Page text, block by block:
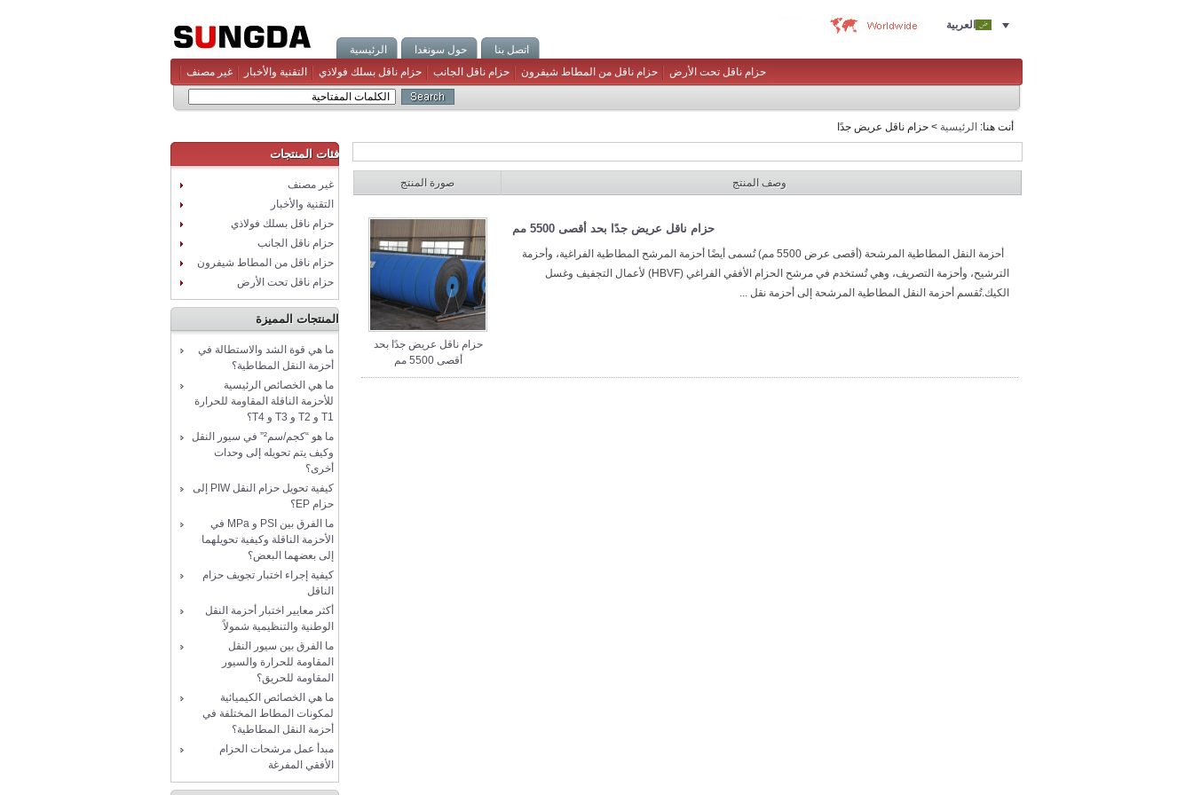
العربية
الرئيسية
حول سونغدا
اتصل بنا
غير مصنف
التقنية والأخبار حزام ناقل بسلك فولاذي حزام ناقل الجانب حزام ناقل من المطاط شيفرون حزام ناقل تحت الأرض
أنت هنا: الرئيسية > حزام ناقل عريض جدًا
فئات المنتجات
غير مصنف
التقنية والأخبار
حزام ناقل بسلك فولاذي
حزام ناقل الجانب
حزام ناقل من المطاط شيفرون
حزام ناقل تحت الأرض
المنتجات المميزة
ما هي قوة الشد والاستطالة في
أحزمة النقل المطاطية؟
ما هي الخصائص الرئيسية
للأحزمة الناقلة المقاومة للحرارة
T1 و T2 و T3 و T4؟
ما هو “كجم/سم²” في سيور النقل
وكيف يتم تحويله إلى وحدات
أخرى؟
كيفية تحويل حزام النقل PIW إلى
حزام EP؟
ما الفرق بين PSI و MPa في
الأحزمة الناقلة وكيفية تحويلهما
إلى بعضهما البعض؟
كيفية إجراء اختبار تجويف حزام
الناقل
أكثر معايير اختبار أحزمة النقل
الوطنية والتنظيمية شمولاً
ما الفرق بين سيور النقل
المقاومة للحرارة والسيور
المقاومة للحريق؟
ما هي الخصائص الكيميائية
لمكونات المطاط المختلفة في
أحزمة النقل المطاطية؟
مبدأ عمل مرشحات الحزام
الأفقي المفرغة
صورة المنتج وصف المنتج
حزام ناقل عريض جدًا بحد
أقصى 5500 مم
حزام ناقل عريض جدًا بحد أقصى 5500 مم
أحزمة النقل المطاطية المرشحة (أقصى عرض 5500 مم) تُسمى أيضًا أحزمة المرشح المطاطية الفراغية، وأحزمة
الترشيح، وأحزمة التصريف، وهي تُستخدم في مرشح الحزام الأفقي الفراغي (HBVF) لأعمال التجفيف وغسل
الكيك.تُقسم أحزمة النقل المطاطية المرشحة إلى أحزمة نقل ...